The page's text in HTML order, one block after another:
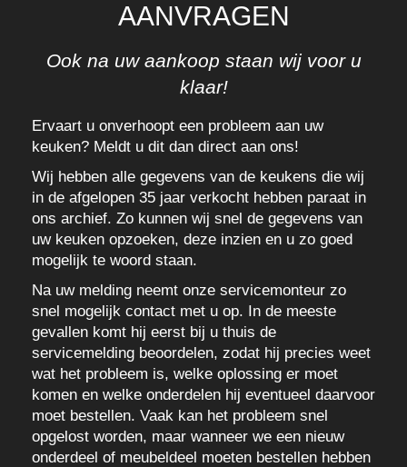
AANVRAGEN
Ook na uw aankoop staan wij voor u
klaar!
Ervaart u onverhoopt een probleem aan uw
keuken? Meldt u dit dan direct aan ons!
Wij hebben alle gegevens van de keukens die wij
in de afgelopen 35 jaar verkocht hebben paraat in
ons archief. Zo kunnen wij snel de gegevens van
uw keuken opzoeken, deze inzien en u zo goed
mogelijk te woord staan.
Na uw melding neemt onze servicemonteur zo
snel mogelijk contact met u op. In de meeste
gevallen komt hij eerst bij u thuis de
servicemelding beoordelen, zodat hij precies weet
wat het probleem is, welke oplossing er moet
komen en welke onderdelen hij eventueel daarvoor
moet bestellen. Vaak kan het probleem snel
opgelost worden, maar wanneer we een nieuw
onderdeel of meubeldeel moeten bestellen hebben